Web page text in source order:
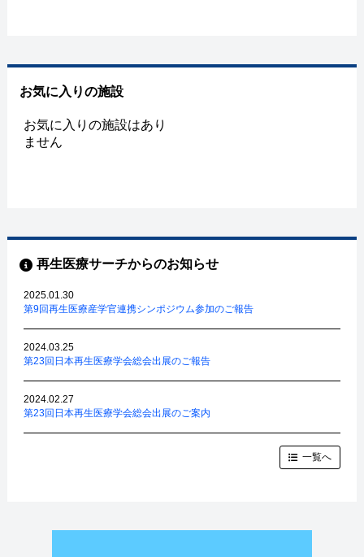
お気に入りの施設
お気に入りの施設はあり
ません
再生医療サーチからのお知らせ
2025.01.30
第9回再生医療産学官連携シンポジウム参加のご報告
2024.03.25
第23回日本再生医療学会総会出展のご報告
2024.02.27
第23回日本再生医療学会総会出展のご案内
一覧へ